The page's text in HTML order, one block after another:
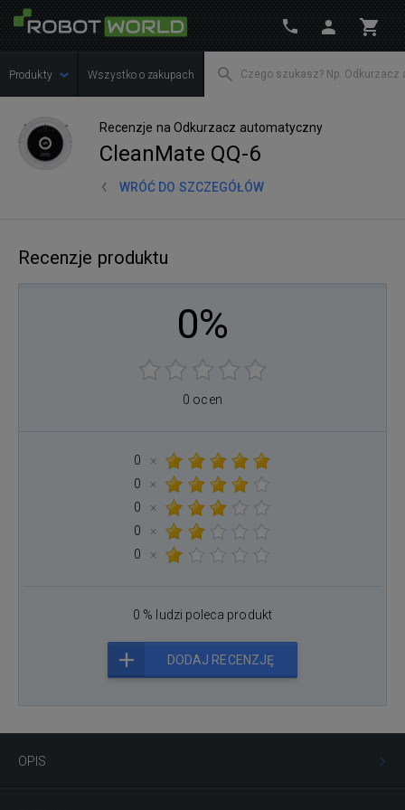
Produkty Wszystko o zakupach
Recenzje na Odkurzacz automatyczny
CleanMate QQ-6
WRÓĆ DO SZCZEGÓŁÓW
OPIS
Recenzje produktu
0%
0 ocen
0
×
0
×
0
×
0
×
0
×
0 % ludzi poleca produkt
DODAJ RECENZJĘ